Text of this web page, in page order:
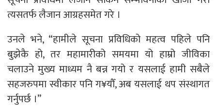
त्यसतर्फ लैजान आग्रहसमेत गरे ।
उनले भने, “हामीले सूचना प्रविधिको महत्व पहिले पनि
बुझेकै हो, तर महामारीको समयमा यो हाम्रो जीविका
चलाउने मुख्य माध्यम नै बन्न गयो र यसलाई हामी सबैले
सहजरुपमा स्वीकार पनि ग¥यौँ, अब यसलाई थप संस्थागत
गर्नुपर्छ ।”